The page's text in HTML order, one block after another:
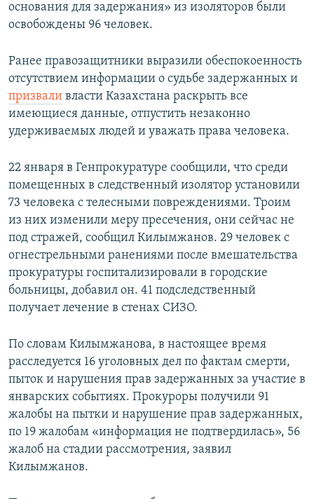
основания для задержания» из изоляторов были
освобождены 96 человек.
Ранее правозащитники выразили обеспокоенность
отсутствием информации о судьбе задержанных и
призвали власти Казахстана раскрыть все
имеющиеся данные, отпустить незаконно
удерживаемых людей и уважать права человека.
22 января в Генпрокуратуре сообщили, что среди
помещенных в следственный изолятор установили
73 человека с телесными повреждениями. Троим
из них изменили меру пресечения, они сейчас не
под стражей, сообщил Килымжанов. 29 человек с
огнестрельными ранениями после вмешательства
прокуратуры госпитализировали в городские
больницы, добавил он. 41 подследственный
получает лечение в стенах СИЗО.
По словам Килымжанова, в настоящее время
расследуется 16 уголовных дел по фактам смерти,
пыток и нарушения прав задержанных за участие в
январских событиях. Прокуроры получили 91
жалобы на пытки и нарушение прав задержанных,
по 19 жалобам «информация не подтвердилась», 56
жалоб на стадии рассмотрения, заявил
Килымжанов.